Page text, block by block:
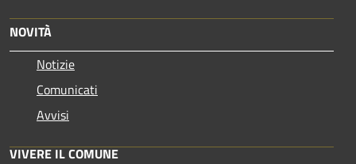
NOVITÀ
Notizie
Comunicati
Avvisi
VIVERE IL COMUNE